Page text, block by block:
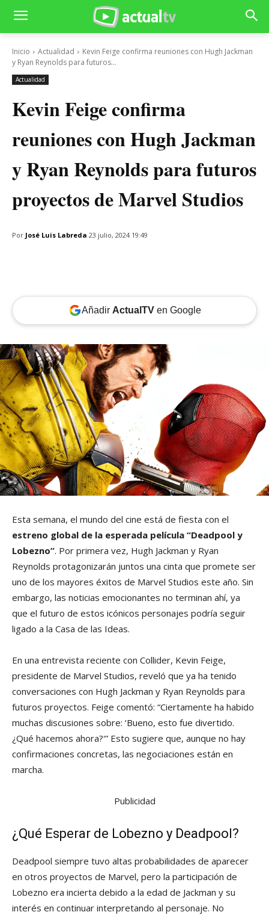
Inicio Actualidad
Kevin Feige confirma reuniones con Hugh Jackman
y Ryan Reynolds para futuros...
Actualidad
Kevin Feige confirma
reuniones con Hugh Jackman
y Ryan Reynolds para futuros
proyectos de Marvel Studios
Por José Luis Labreda 23 julio, 2024 19:49
Añadir ActualTVen Google
Esta semana, el mundo del cine está de fiesta con el
estreno global de la esperada película “Deadpool y
Lobezno”. Por primera vez, Hugh Jackman y Ryan
Reynolds protagonizarán juntos una cinta que promete ser
uno de los mayores éxitos de Marvel Studios este año. Sin
embargo, las noticias emocionantes no terminan ahí, ya
que el futuro de estos icónicos personajes podría seguir
ligado a la Casa de las Ideas.
En una entrevista reciente con Collider, Kevin Feige,
presidente de Marvel Studios, reveló que ya ha tenido
conversaciones con Hugh Jackman y Ryan Reynolds para
futuros proyectos. Feige comentó: “Ciertamente ha habido
muchas discusiones sobre: ‘Bueno, esto fue divertido.
¿Qué hacemos ahora?'” Esto sugiere que, aunque no hay
confirmaciones concretas, las negociaciones están en
marcha.
Publicidad
¿Qué Esperar de Lobezno y Deadpool?
Deadpool siempre tuvo altas probabilidades de aparecer
en otros proyectos de Marvel, pero la participación de
Lobezno era incierta debido a la edad de Jackman y su
interés en continuar interpretando al personaje. No